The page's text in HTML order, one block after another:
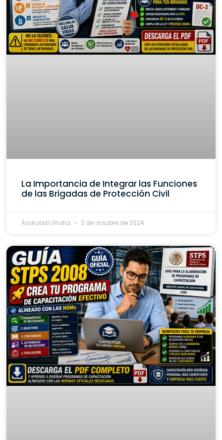
La Importancia de Integrar las Funciones
de las Brigadas de Protección Civil
Asdrubal Urrutia 2 de octubre de 2024